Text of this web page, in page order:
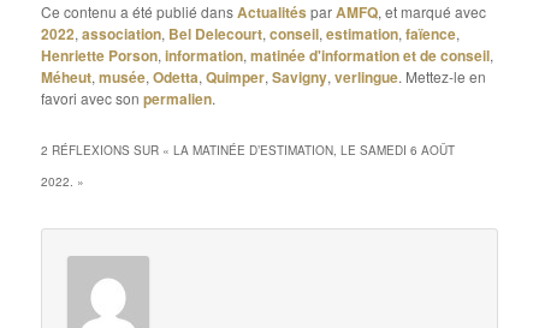
Ce contenu a été publié dansActualités parAMFQ, et marqué avec
2022,association, Bel Delecourt,conseil,estimation,faïence,
Henriette Porson,information,matinée d'information et de conseil,
Méheut,musée,Odetta,Quimper,Savigny,verlingue. Mettez-le en
favori avec sonpermalien.
2 RÉFLEXIONS SUR «LA MATINÉE D’ESTIMATION, LE SAMEDI 6 AOÛT
2022. »